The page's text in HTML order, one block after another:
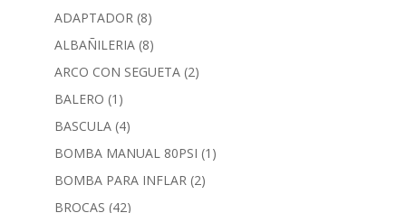
ADAPTADOR (8)
ALBAÑILERIA (8)
ARCO CON SEGUETA (2)
BALERO (1)
BASCULA (4)
BOMBA MANUAL 80PSI (1)
BOMBA PARA INFLAR (2)
BROCAS (42)